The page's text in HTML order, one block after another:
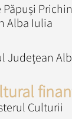
Păpuși
Alba Iulia
Județean
Culturii